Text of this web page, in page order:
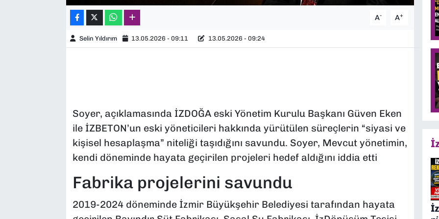
A- A+
Selin Yıldırım 13.05.2026 - 09:11 13.05.2026 - 09:24
Soyer, açıklamasında İZDOĞA eski Yönetim Kurulu Başkanı Güven Eken
ile İZBETON’un eski yöneticileri hakkında yürütülen süreçlerin “siyasi ve
kişisel hesaplaşma” niteliği taşıdığını savundu. Soyer, Mevcut yönetimin,
kendi döneminde hayata geçirilen projeleri hedef aldığını iddia etti
Fabrika projelerini savundu
2019-2024 döneminde İzmir Büyükşehir Belediyesi tarafından hayata